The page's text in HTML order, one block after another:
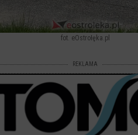
fot. eOstrołęka.pl
REKLAMA